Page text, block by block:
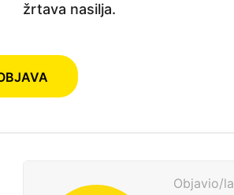
žrtava nasilja.
Objavio/la